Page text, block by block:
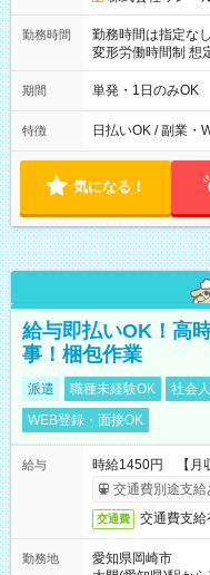
勤務時間
勤務時間は指定なし
変形労働時間制 想定労働時
10/26 全日共通 08
～9/19のみ下記シフ
00
期間 単発・1日のみOK
特徴 日払いOK / 副業・
気になる！
給与即払いOK！高
事！梱包作業
派遣 職種未経験OK 社会
WEB登録・面接OK
給与
時給1450円 【月
交通費別途支給
交通費 交通費支給
勤務地
愛知県岡崎市